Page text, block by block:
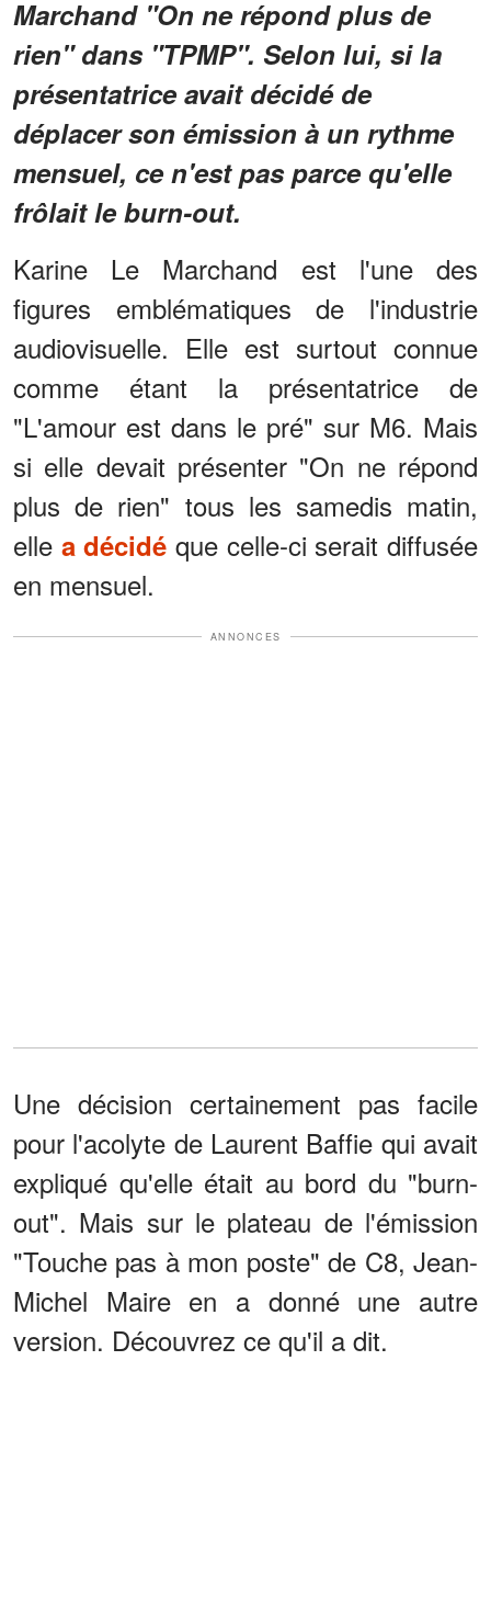
Marchand "On ne répond plus de
rien" dans "TPMP". Selon lui, si la
présentatrice avait décidé de
déplacer son émission à un rythme
mensuel, ce n'est pas parce qu'elle
frôlait le burn-out.
Karine Le Marchand est l'une des
figures emblématiques de l'industrie
audiovisuelle. Elle est surtout connue
comme étant la présentatrice de
"L'amour est dans le pré" sur M6. Mais
si elle devait présenter "On ne répond
plus de rien" tous les samedis matin,
elle a décidé que celle-ci serait diffusée
en mensuel.
ANNONCES
Une décision certainement pas facile
pour l'acolyte de Laurent Baffie qui avait
expliqué qu'elle était au bord du "burn-
out". Mais sur le plateau de l'émission
"Touche pas à mon poste" de C8, Jean-
Michel Maire en a donné une autre
version. Découvrez ce qu'il a dit.